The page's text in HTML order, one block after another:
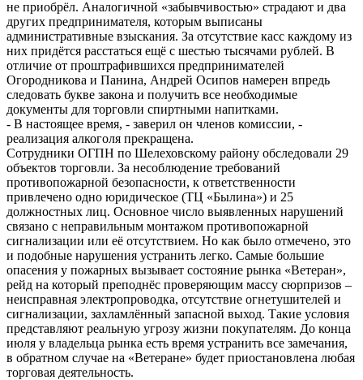
не приобрёл. Аналогичной «забывчивостью» страдают и два
других предпринимателя, которым выписаны
административные взыскания. За отсутствие касс каждому из
них придётся расстаться ещё с шестью тысячами рублей. В
отличие от проштрафившихся предпринимателей
Огородникова и Панина, Андрей Осипов намерен впредь
следовать букве закона и получить все необходимые
документы для торговли спиртными напитками.
- В настоящее время, - заверил он членов комиссии, -
реализация алкоголя прекращена.
Сотрудники ОГПН по Шелеховскому району обследовали 29
объектов торговли. За несоблюдение требований
противопожарной безопасности, к ответственности
привлечено одно юридическое (ТЦ «Былина») и 25
должностных лиц. Основное число выявленных нарушений
связано с неправильным монтажом противопожарной
сигнализации или её отсутствием. Но как было отмечено, это
и подобные нарушения устранить легко. Самые большие
опасения у пожарных вызывает состояние рынка «Ветеран»,
рейд на который преподнёс проверяющим массу сюрпризов –
неисправная электропроводка, отсутствие огнетушителей и
сигнализации, захламлённый запасной выход. Такие условия
представляют реальную угрозу жизни покупателям. До конца
июля у владельца рынка есть время устранить все замечания,
в обратном случае на «Ветеране» будет приостановлена любая
торговая деятельность.